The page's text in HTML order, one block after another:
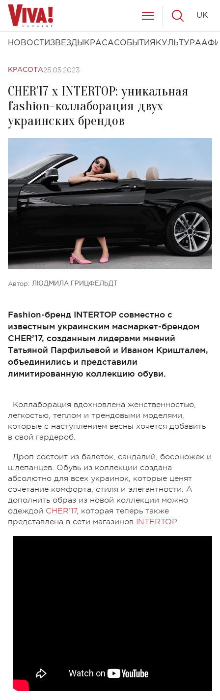
НОВОСТИ ЗВЕЗДЫ КРАСАСОБЫТИЯ КУЛЬТУРА
UK
КРАСОТА25.05.2023
CHER’17 x INTERTOP: уникальная
fashion-коллаборация двух
украинских брендов
Автор: ЛЮДМИЛА ГРИЦФЕЛЬДТ
Fashion-бренд INTERTOP совместно с
известным украинским масмаркет-брендом
CHER’17, созданным лидерами мнений
Татьяной Парфильевой и Иваном Кришталем,
объединились и представили
лимитированную коллекцию обуви.
Коллаборация вдохновлена женственностью,
легкостью, теплом и трендовыми моделями,
которые с наступлением весны хочется добавить
в свой гардероб.
Дроп состоит из балеток, сандалий, босоножек и
шлепанцев. Обувь из коллекции создана
абсолютно для всех украинок, которые ценят
сочетание комфорта, стиля и элегантности. А
дополнить образ из новой коллекции можно
одеждой CHER’17, которая теперь также
представлена в сети магазинов INTERTOP.